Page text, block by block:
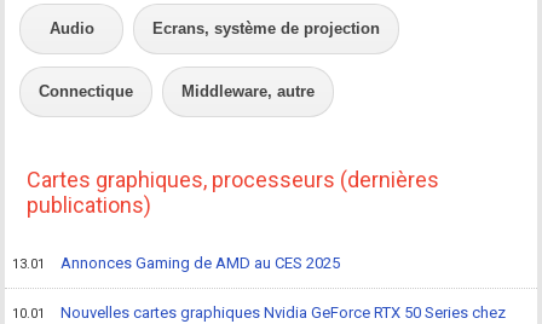
Audio Ecrans, système de projection
Connectique Middleware, autre
Cartes graphiques, processeurs (dernières
publications)
13.01 Annonces Gaming de AMD au CES 2025
10.01
Nouvelles cartes graphiques Nvidia GeForce RTX 50 Series chez